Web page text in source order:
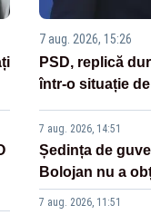
7 aug. 2026, 15:26
PSD, replică
într-o situație
7 aug. 2026, 14:51
Ședința de
Bolojan nu a
7 aug. 2026, 11:51